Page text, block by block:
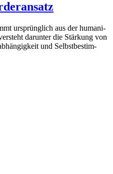
ursprüng­lich aus der huma­ni­
dar­un­ter die Stär­kung von
und Selbst­be­stim­